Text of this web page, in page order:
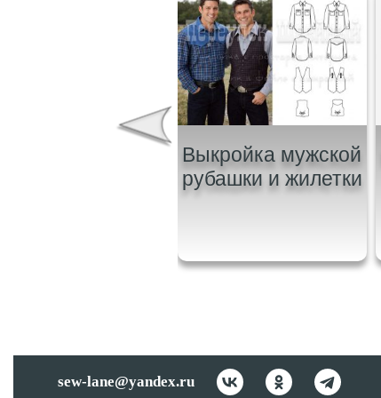
Выкройка мужской
рубашки и жилетки
sew-lane@yandex.ru